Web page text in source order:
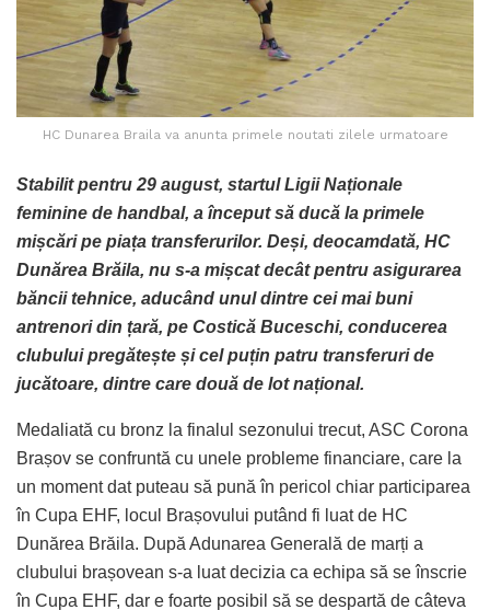
HC Dunarea Braila va anunta primele noutati zilele urmatoare
Stabilit pentru 29 august, startul Ligii Naționale
feminine de handbal, a început să ducă la primele
mișcări pe piața transferurilor. Deși, deocamdată, HC
Dunărea Brăila, nu s-a mișcat decât pentru asigurarea
băncii tehnice, aducând unul dintre cei mai buni
antrenori din țară, pe Costică Buceschi, conducerea
clubului pregătește și cel puțin patru transferuri de
jucătoare, dintre care două de lot național.
Medaliată cu bronz la finalul sezonului trecut, ASC Corona
Brașov se confruntă cu unele probleme financiare, care la
un moment dat puteau să pună în pericol chiar participarea
în Cupa EHF, locul Brașovului putând fi luat de HC
Dunărea Brăila. După Adunarea Generală de marți a
clubului brașovean s-a luat decizia ca echipa să se înscrie
în Cupa EHF, dar e foarte posibil să se despartă de câteva